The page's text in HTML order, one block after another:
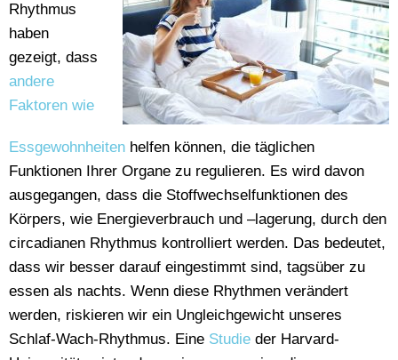
Rhythmus
haben
gezeigt, dass
andere
Faktoren wie
Essgewohnheiten helfen können, die täglichen
Funktionen Ihrer Organe zu regulieren. Es wird davon
ausgegangen, dass die Stoffwechselfunktionen des
Körpers, wie Energieverbrauch und –lagerung, durch den
circadianen Rhythmus kontrolliert werden. Das bedeutet,
dass wir besser darauf eingestimmt sind, tagsüber zu
essen als nachts. Wenn diese Rhythmen verändert
werden, riskieren wir ein Ungleichgewicht unseres
Schlaf-Wach-Rhythmus. Eine Studie der Harvard-